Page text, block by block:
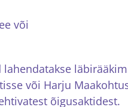
või
või Harju
õigusaktidest.